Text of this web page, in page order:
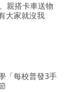
親搭卡車送物
大家就沒我
「每校普發3手